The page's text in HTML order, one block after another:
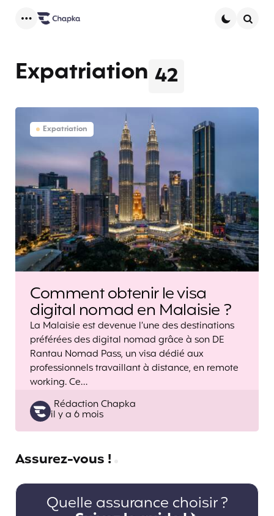
42
Expatriation
Expatriation
Comment obtenir le visa
digital nomad en Malaisie ?
La Malaisie est devenue l’une des destinations
préférées des digital nomad grâce à son DE
Rantau Nomad Pass, un visa dédié aux
professionnels travaillant à distance, en remote
working. Ce…
Posted
by
Rédaction Chapka
il y a 6 mois
Assurez-vous !